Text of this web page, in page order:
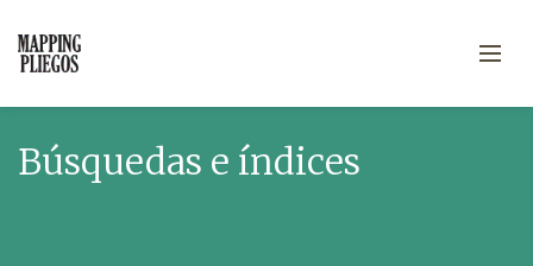
Búsquedas e índices